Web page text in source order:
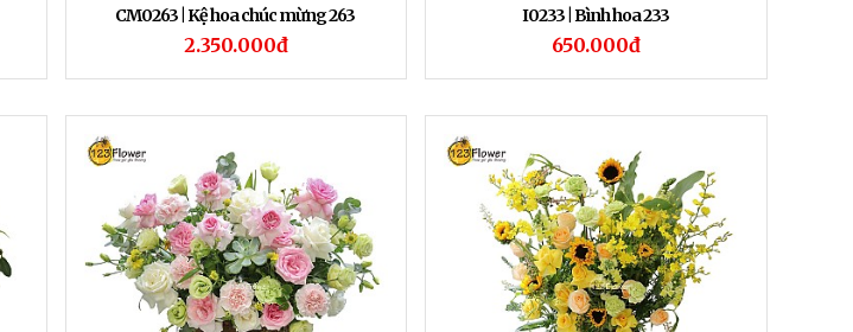
CM0263 | Kệ hoa chúc mừng 263
2.350.000đ
I0233 | Bình hoa 233
650.000đ